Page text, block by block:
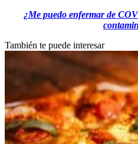
¿Me puedo enfermar de
También te puede interesar